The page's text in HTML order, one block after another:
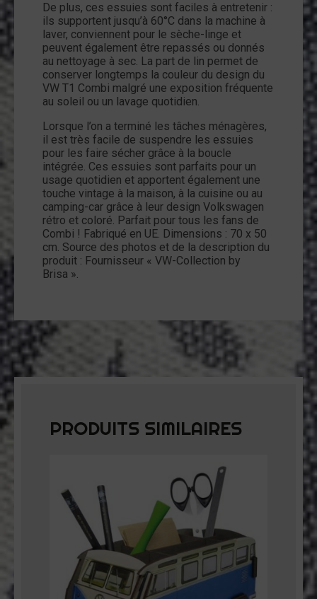
De plus, ces essuies sont faciles à entretenir :
ils supportent jusqu’à 60°C dans la machine à
laver, conviennent pour le sèche-linge et
peuvent également être repassés ou donnés
au nettoyage à sec. La part de lin permet de
conserver longtemps la couleur du design du
VW T1 Combi malgré une exposition fréquente
au soleil ou un lavage quotidien.
Lorsque l’on a terminé les tâches ménagères,
il est très facile de suspendre les essuies
pour les faire sécher grâce à la boucle
intégrée. Ces essuies sont parfaits pour un
usage quotidien et apportent également une
touche vintage à la maison, à la cuisine ou au
camping-car grâce à leur design Volkswagen
rétro et coloré. Parfait pour tous les fans de
Combi ! Fabriqué en UE. Dimensions : 70 x 50
cm. Source des photos et de la description du
produit : Fournisseur « VW-Collection by
Brisa ».
PRODUITS SIMILAIRES